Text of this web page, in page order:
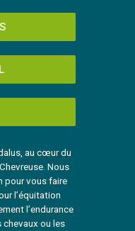
au cœur du
Nous
pour vous faire
l’équitation
l’endurance
chevaux ou les